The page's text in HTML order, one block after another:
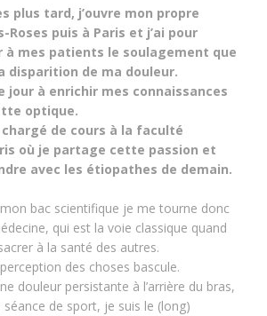
plus tard, j’ouvre mon propre
Roses puis à Paris et j’ai pour
à mes patients le soulagement que
disparition de ma douleur.
jour à enrichir mes connaissances
optique.
de cours à la faculté
où je partage cette passion et
avec les étiopathes de demain.
bac scientifique je me tourne donc
qui est la voie classique quand
à la santé des autres.
des choses bascule.
douleur persistante à l’arrière du bras,
de sport, je suis le (long)